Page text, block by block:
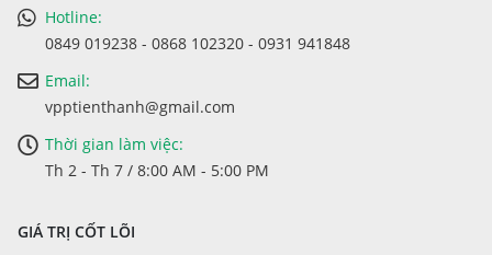
Hotline:
0849 019238 - 0868 102320 - 0931 941848
Email:
vpptienthanh@gmail.com
Thời gian làm việc:
Th 2 - Th 7 / 8:00 AM - 5:00 PM
GIÁ TRỊ CỐT LÕI